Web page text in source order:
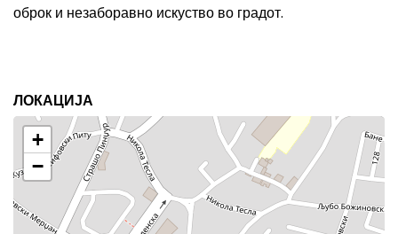
оброк и незаборавно искуство во градот.
ЛОКАЦИЈА
+
−